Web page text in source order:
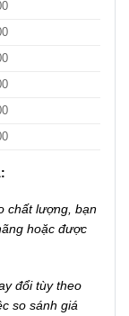
chất lượng, bạn
hoặc được
đổi tùy theo
so sánh giá